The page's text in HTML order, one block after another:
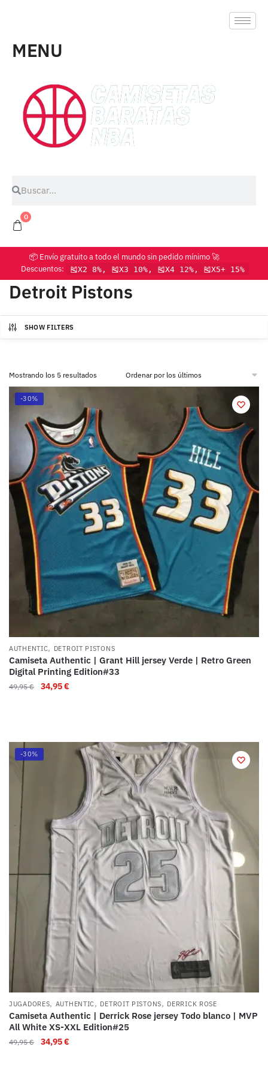
MENU
0
📦 Envío gratuito a todo el mundo sin pedido mínimo 🚀
Descuentos:
🎽X2 8%, 🎽X3 10%, 🎽X4 12%, 🎽X5+ 15%
Detroit Pistons
SHOW FILTERS
Mostrando los 5 resultados
-30%
AUTHENTIC, DETROIT PISTONS
Camiseta Authentic | Grant Hill jersey Verde | Retro Green
Digital Printing Edition#33
49,95€ 34,95€
-30%
JUGADORES, AUTHENTIC, DETROIT PISTONS, DERRICK ROSE
Camiseta Authentic | Derrick Rose jersey Todo blanco | MVP
All White XS-XXL Edition#25
49,95€ 34,95€